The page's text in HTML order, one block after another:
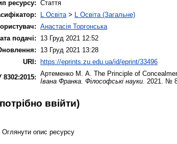
ресурсу: Стаття
L Освіта> L Освіта (Загальне)
Анастасія Торгонська
подачі:
13 Груд 2021 12:52
13 Груд 2021 13:28
URI:
https://eprints.zu.edu.ua/id/eprint/33496
Артеменко М. А. The Principle of
Івана Франка. Філософські науки. 2021. №
ввійти)
Оглянути опис ресурсу